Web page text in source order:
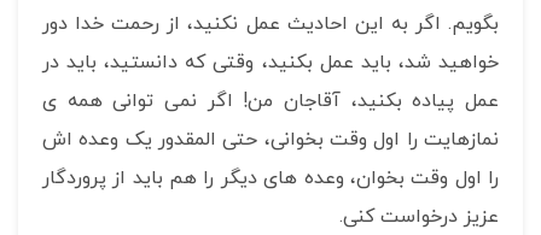
بگویم. اگر به این احادیث عمل نکنید، از رحمت خدا دور
خواهید شد، باید عمل بکنید، وقتی که دانستید، باید در
عمل پیاده بکنید، آقاجان من! اگر نمی توانی همه ی
نمازهایت را اول وقت بخوانی، حتی المقدور یک وعده اش
را اول وقت بخوان، وعده های دیگر را هم باید از پروردگار
عزیز درخواست کنی.